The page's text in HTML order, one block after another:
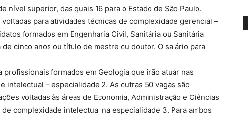
nível superior, das quais 16 para o Estado de São Paulo.
para atividades técnicas de complexidade gerencial –
formados em Engenharia Civil, Sanitária ou Sanitária
cinco anos ou título de mestre ou doutor. O salário para
profissionais formados em Geologia que irão atuar nas
intelectual – especialidade 2. As outras 50 vagas são
voltadas às áreas de Economia, Administração e Ciências
complexidade intelectual na especialidade 3. Para ambos